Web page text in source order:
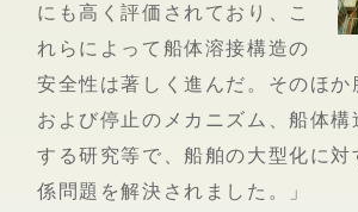
にも高く評価されており、こ
れらによって船体溶接構造の
安全性は著しく進んだ。そのほか
および停止のメカニズム、船体構
する研究等で、船舶の大型化に対
係問題を解決されました。」